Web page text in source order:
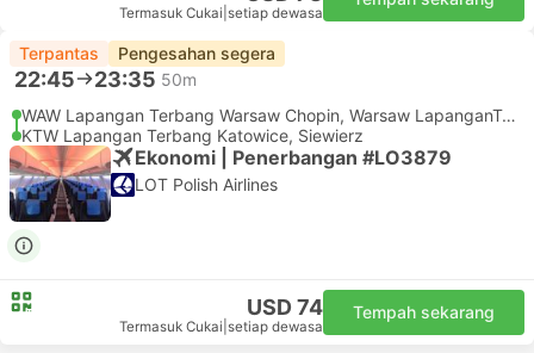
Termasuk Cukai setiap dewasa
Terpantas Pengesahan segera
22:45 23:35 50m
WAW Lapangan Terbang Warsaw Chopin, Warsaw LapanganTerbang
KTW Lapangan Terbang Katowice, Siewierz
Ekonomi | Penerbangan #LO3879
LOT Polish Airlines
USD 74
Termasuk Cukai setiap dewasa
Tempah sekarang